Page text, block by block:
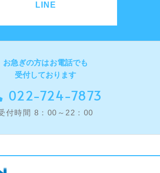
LINE
お急ぎの方はお電話でも
受付しております
022-724-7873
付時間 8：00～22：00